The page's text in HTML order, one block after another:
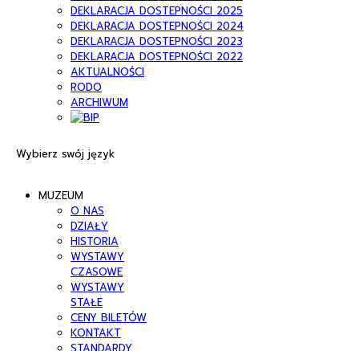
DEKLARACJA DOSTEPNOŚCI 2025
DEKLARACJA DOSTEPNOŚCI 2024
DEKLARACJA DOSTEPNOŚCI 2023
DEKLARACJA DOSTEPNOŚCI 2022
AKTUALNOŚCI
RODO
ARCHIWUM
Wybierz swój język
MUZEUM
O NAS
DZIAŁY
HISTORIA
WYSTAWY
CZASOWE
WYSTAWY
STAŁE
CENY BILETÓW
KONTAKT